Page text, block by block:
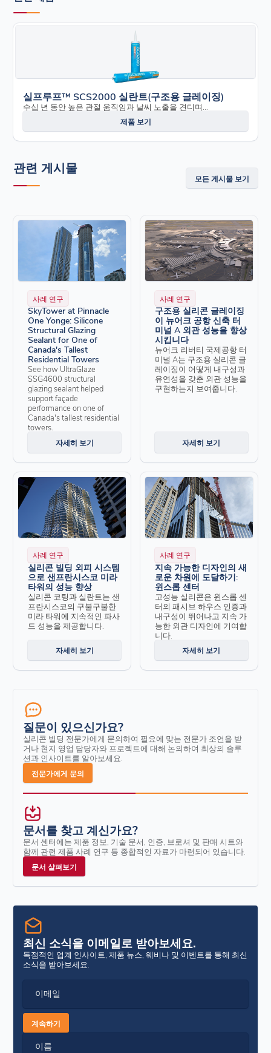
실프루프™ SCS2000 실란트(구조용 글레이징)
수십 년 동안 높은 관절 움직임과 날씨 노출을 견디며...
제품 보기
관련 게시물
모든 게시물 보기
사례 연구
SkyTower at Pinnacle
One Yonge: Silicone
Structural Glazing
Sealant for One of
Canada's Tallest
Residential Towers
See how UltraGlaze
SSG4600 structural
glazing sealant helped
support façade
performance on one of
Canada's tallest residential
towers.
자세히 보기
사례 연구
구조용 실리콘 글레이징
이 뉴어크 공항 신축 터
미널 A 외관 성능을 향상
시킵니다
뉴어크 리버티 국제공항 터
미널 A는 구조용 실리콘 글
레이징이 어떻게 내구성과
유연성을 갖춘 외관 성능을
구현하는지 보여줍니다.
자세히 보기
사례 연구
실리콘 빌딩 외피 시스템
으로 샌프란시스코 미라
타워의 성능 향상
실리콘 코팅과 실란트는 샌
프란시스코의 구불구불한
미라 타워에 지속적인 파사
드 성능을 제공합니다.
자세히 보기
사례 연구
지속 가능한 디자인의 새
로운 차원에 도달하기:
윈스롭 센터
고성능 실리콘은 윈스롭 센
터의 패시브 하우스 인증과
내구성이 뛰어나고 지속 가
능한 외관 디자인에 기여합
니다.
자세히 보기
질문이 있으신가요?
실리콘 빌딩 전문가에게 문의하여 필요에 맞는 전문가 조언을 받
거나 현지 영업 담당자와 프로젝트에 대해 논의하여 최상의 솔루
션과 인사이트를 알아보세요.
전문가에게 문의
문서를 찾고 계신가요?
문서 센터에는 제품 정보, 기술 문서, 인증, 브로셔 및 판매 시트와
함께 관련 제품 사례 연구 등 종합적인 자료가 마련되어 있습니다.
문서 살펴보기
최신 소식을 이메일로 받아보세요.
독점적인 업계 인사이트, 제품 뉴스, 웨비나 및 이벤트를 통해 최신
소식을 받아보세요.
이메일
계속하기
이름